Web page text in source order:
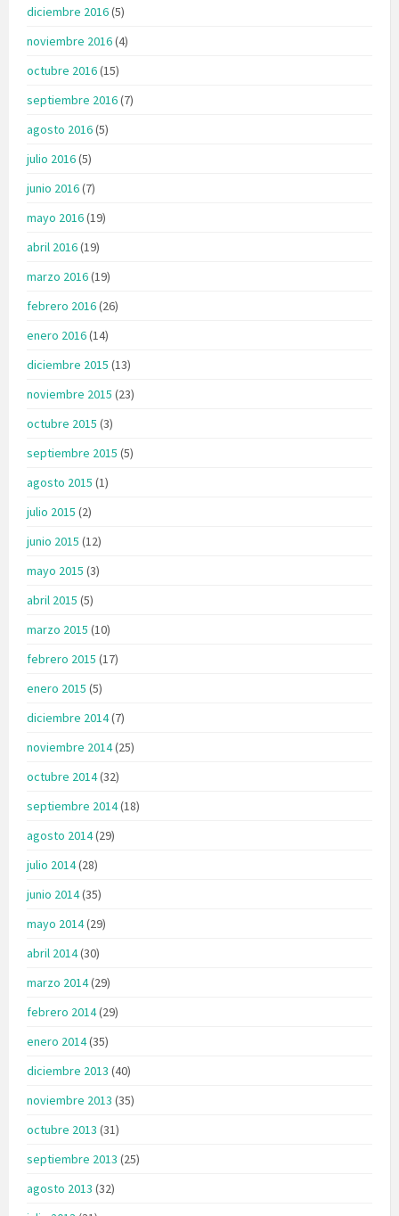
diciembre 2016(5)
noviembre 2016(4)
octubre 2016(15)
septiembre 2016(7)
agosto 2016(5)
julio 2016(5)
junio 2016(7)
mayo 2016(19)
abril 2016(19)
marzo 2016(19)
febrero 2016(26)
enero 2016(14)
diciembre 2015 (13)
noviembre 2015 (23)
octubre 2015 (3)
septiembre 2015 (5)
agosto 2015 (1)
julio 2015 (2)
junio 2015 (12)
mayo 2015 (3)
abril 2015 (5)
marzo 2015 (10)
febrero 2015 (17)
enero 2015 (5)
diciembre 2014(7)
noviembre 2014(25)
octubre 2014(32)
septiembre 2014(18)
agosto 2014(29)
julio 2014(28)
junio 2014(35)
mayo 2014(29)
abril 2014(30)
marzo 2014(29)
febrero 2014(29)
enero 2014(35)
diciembre 2013 (40)
noviembre 2013 (35)
octubre 2013 (31)
septiembre 2013 (25)
agosto 2013 (32)